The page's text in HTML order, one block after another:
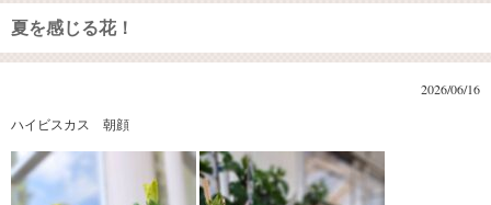
夏を感じる花！
2026/06/16
ハイビスカス 朝顔